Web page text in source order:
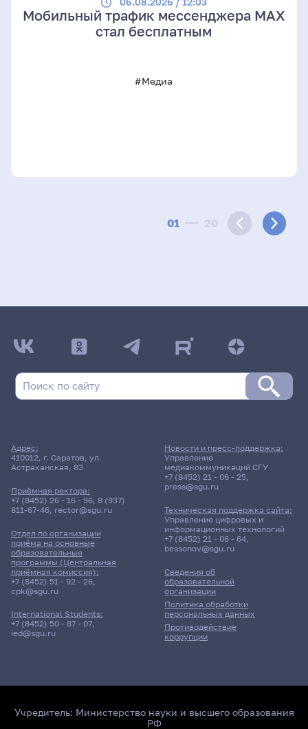
01 20
Мобильный трафик мессенджера MAX
стал бесплатным
#Медиа
Адрес:
410012, г. Саратов, ул.
Астраханская, 83
Приёмная ректора:
+7 (8452) 26 - 16 - 96, 8 (937)
811-67-46, rector@sgu.ru
Отдел по организации
приёма на основные
образовательные
программы (Центральная
приёмная комиссия):
+7 (8452) 51 - 92 - 26,
cpk@sgu.ru
International Students:
+7 (8452) 50 - 87 - 07,
ied@sgu.ru
Сведения об
образовательной
организации
Политика обработки
персональных данных
Противодействие
коррупции
Новости и пресс-поддержка:
Управление
медиакоммуникаций СГУ
+7 (8452) 21 - 06 - 25,
press@sgu.ru
Техническая поддержка сайта:
Управление цифровых и
информационных технологий
+7 (8452) 21 - 06 - 64,
bessonov@sgu.ru
Учредитель: Министерство науки и высшего образования
РФ